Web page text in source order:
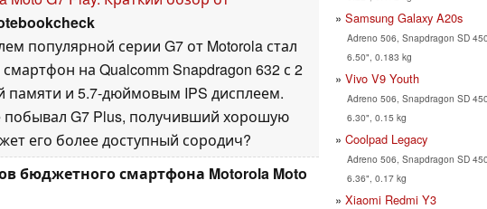
популярной серии G7 от Motorola стал
на Qualcomm Snapdragon 632 с 2
памяти и 5.7-дюймовым IPS дисплеем.
побывал G7 Plus, получивший хорошую
его более доступный сородич?
бюджетного смартфона Motorola Moto
Samsung Galaxy A20s
Adreno 506, Snapdragon SD
6.50", 0.183 kg
Vivo V9 Youth
Adreno 506, Snapdragon SD
6.30", 0.15 kg
Coolpad Legacy
Adreno 506, Snapdragon SD
6.36", 0.17 kg
Xiaomi Redmi Y3